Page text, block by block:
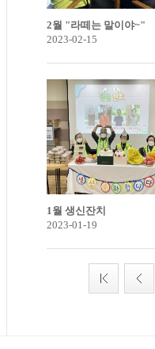
2월 "라떼는 말이야~"
2023-02-15
1월 생신잔치
2023-01-19